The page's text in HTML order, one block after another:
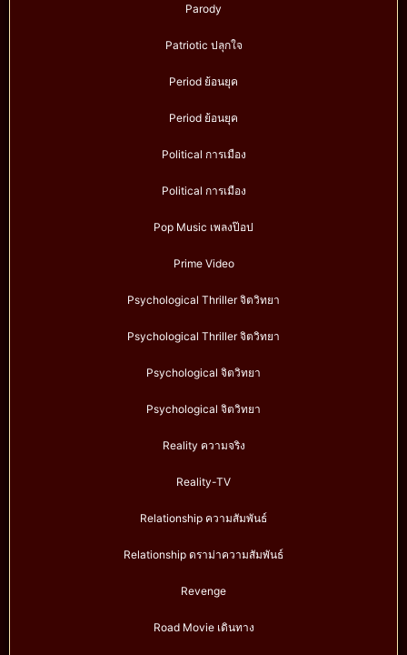
Parody
Patriotic ปลุกใจ
Period ย้อนยุค
Period ย้อนยุค
Political การเมือง
Political การเมือง
Pop Music เพลงป๊อป
Prime Video
Psychological Thriller จิตวิทยา
Psychological Thriller จิตวิทยา
Psychological จิตวิทยา
Psychological จิตวิทยา
Reality ความจริง
Reality-TV
Relationship ความสัมพันธ์
Relationship ดราม่าความสัมพันธ์
Revenge
Road Movie เดินทาง